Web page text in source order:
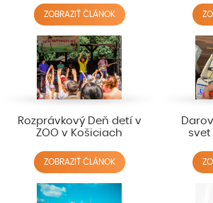
ZOBRAZIŤ ČLÁNOK
Rozprávkový Deň detí v
ZOO v Košiciach
ZOBRAZIŤ ČLÁNOK
svet